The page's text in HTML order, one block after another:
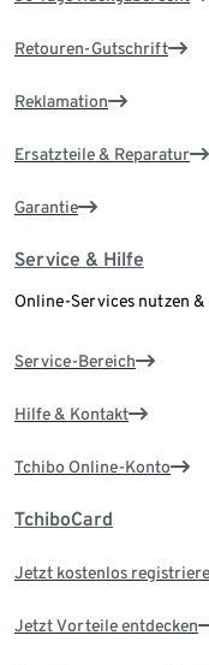
Retouren-Gutschrift
Reklamation
Ersatzteile & Reparatur
Garantie
Service & Hilfe
Online-Services nutzen
Service-Bereich
Hilfe & Kontakt
Tchibo Online-Konto
TchiboCard
Jetzt kostenlos
Jetzt Vorteile entdecken